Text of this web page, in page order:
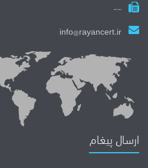
--
info@rayancert.ir
ارسال پیغام